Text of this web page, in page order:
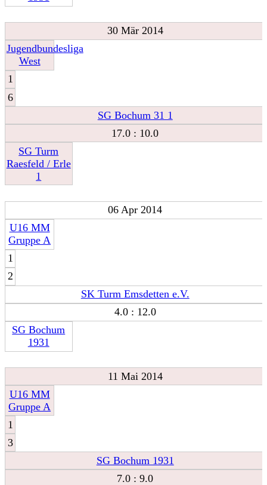
30 Mär 2014
Jugendbundesliga
West
1
6
SG Bochum 31 1
17.0 : 10.0
SG Turm
Raesfeld / Erle
1
06 Apr 2014
U16 MM
Gruppe A
1
2
SK Turm Emsdetten e.V.
4.0 : 12.0
SG Bochum
1931
11 Mai 2014
U16 MM
Gruppe A
1
3
SG Bochum 1931
7.0 : 9.0